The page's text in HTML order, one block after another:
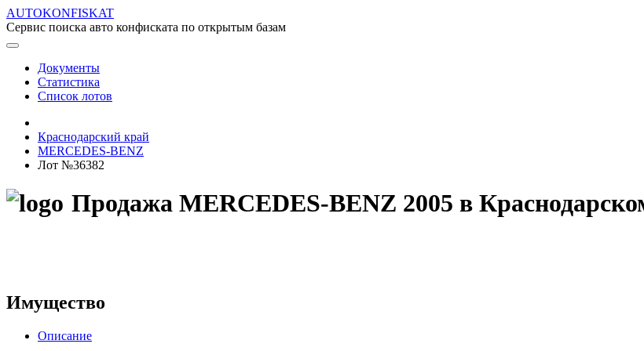
AUTOKONFISKAT
Сервис поиска авто конфиската по открытым базам
Документы
Статистика
Список лотов
Краснодарский край
MERCEDES-BENZ
Лот №36382
Продажа MERCEDES-BENZ 2005 в
Имущество
Описание